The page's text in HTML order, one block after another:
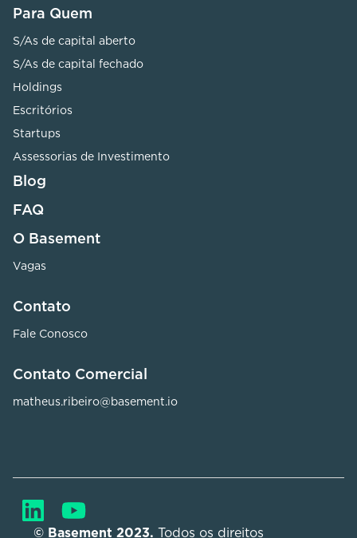
Para Quem
S/As de capital aberto
S/As de capital fechado
Holdings
Escritórios
Startups
Assessorias de Investimento
Blog
FAQ
O Basement
Vagas
Contato
Fale Conosco
Contato Comercial
matheus.ribeiro@basement.io
© Basement 2023. Todos os direitos